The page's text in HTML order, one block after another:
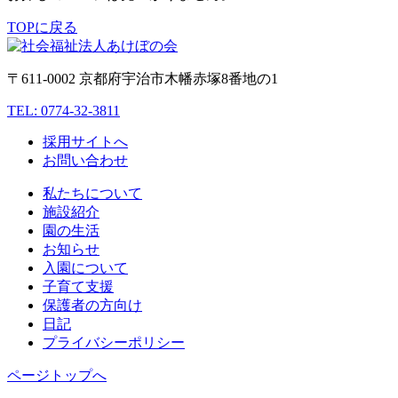
TOPに戻る
〒611-0002 京都府宇治市木幡赤塚8番地の1
TEL: 0774-32-3811
採用サイトへ
お問い合わせ
私たちについて
施設紹介
園の生活
お知らせ
入園について
子育て支援
保護者の方向け
日記
プライバシーポリシー
ページトップへ